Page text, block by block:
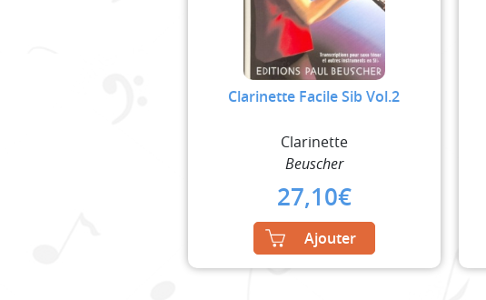
Clarinette Facile Sib Vol.2
Clarinette
Beuscher
27,10€
Ajouter